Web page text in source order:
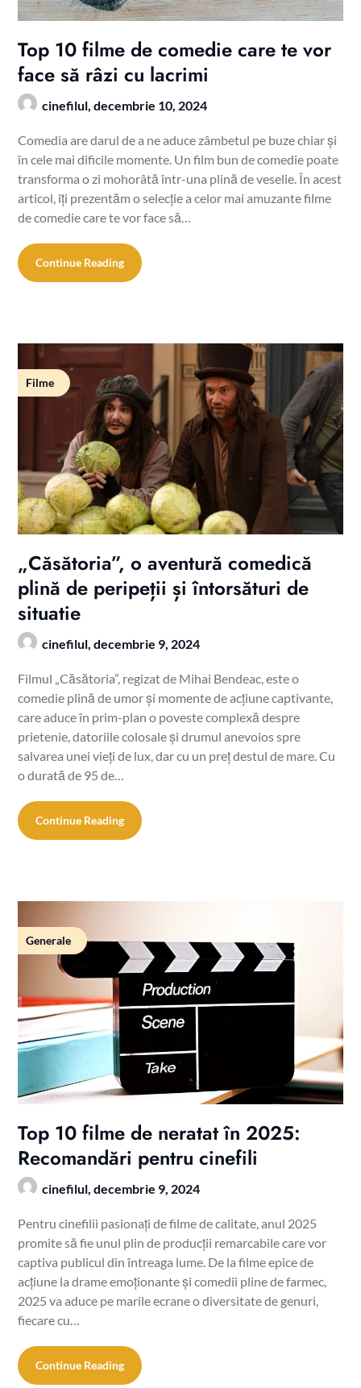
Top 10 filme de comedie care te vor
face să râzi cu lacrimi
cinefilul,decembrie 10, 2024
Comedia are darul de a ne aduce zâmbetul pe buze chiar și
în cele mai dificile momente. Un film bun de comedie poate
transforma o zi mohorâtă într-una plină de veselie. În acest
articol, îți prezentăm o selecție a celor mai amuzante filme
de comedie care te vor face să…
Continue Reading
Filme
„Căsătoria”, o aventură comedică
plină de peripeții și întorsături de
situatie
cinefilul,decembrie 9, 2024
Filmul „Căsătoria”, regizat de Mihai Bendeac, este o
comedie plină de umor și momente de acțiune captivante,
care aduce în prim-plan o poveste complexă despre
prietenie, datoriile colosale și drumul anevoios spre
salvarea unei vieți de lux, dar cu un preț destul de mare. Cu
o durată de 95 de…
Continue Reading
Generale
Top 10 filme de neratat în 2025:
Recomandări pentru cinefili
cinefilul,decembrie 9, 2024
Pentru cinefilii pasionați de filme de calitate, anul 2025
promite să fie unul plin de producții remarcabile care vor
captiva publicul din întreaga lume. De la filme epice de
acțiune la drame emoționante și comedii pline de farmec,
2025 va aduce pe marile ecrane o diversitate de genuri,
fiecare cu…
Continue Reading